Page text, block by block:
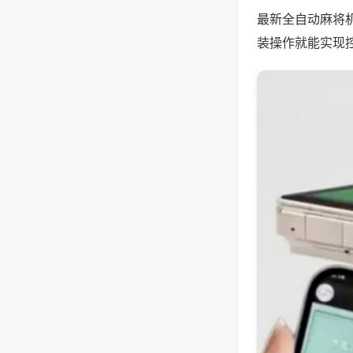
最新全自动麻将
装操作就能实现